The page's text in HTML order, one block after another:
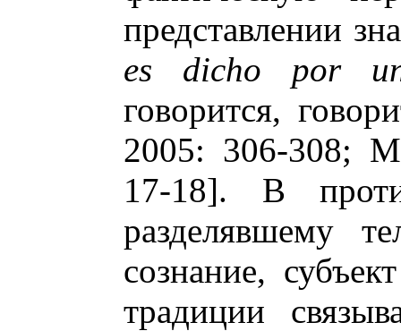
представлении
es dicho por
говорится,
2005: 306-308;
17-18]. В
разделявшему
сознание,
традиции